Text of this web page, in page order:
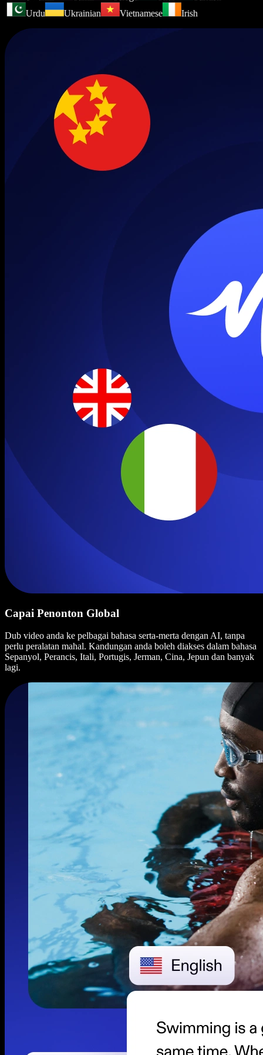
Urdu
Ukrainian Vietnamese Irish
Capai Penonton Global
Dub video anda ke pelbagai bahasa serta-merta dengan AI, tanpa
perlu peralatan mahal. Kandungan anda boleh diakses dalam bahasa
Sepanyol, Perancis, Itali, Portugis, Jerman, Cina, Jepun dan banyak
lagi.